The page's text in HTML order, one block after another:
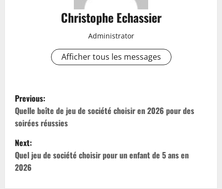
Christophe Echassier
Administrator
Afficher tous les messages
P
o
s
t
n
Previous:
Quelle boîte de jeu de société choisir en 2026 pour des
soirées réussies
Next:
Quel jeu de société choisir pour un enfant de 5 ans en
2026